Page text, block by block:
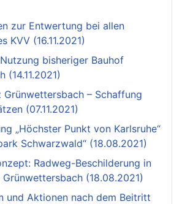
zur Entwertung bei allen
KVV (16.11.2021)
bisheriger Bauhof
(14.11.2021)
Grünwettersbach – Schaffung
(07.11.2021)
„Höchster Punkt von Karlsruhe“
Schwarzwald“ (18.08.2021)
Radweg-Beschilderung in
(18.08.2021)
und Aktionen nach dem Beitritt